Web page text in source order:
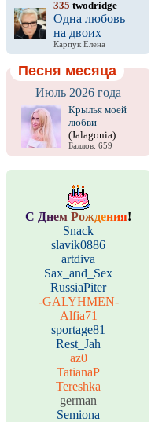
335 twodridge
Одна любовь
на двоих
Карпук Елена
Песня месяца
Июль 2026 года
Крылья моей
любви
(Jalagonia)
Баллов: 659
С Днем Рождения!
Snack
slavik0886
artdiva
Sax_and_Sex
RussiaPiter
-GALYHMEN-
Alfia71
sportage81
Rest_Jah
az0
TatianaP
Tereshka
german
Semiona